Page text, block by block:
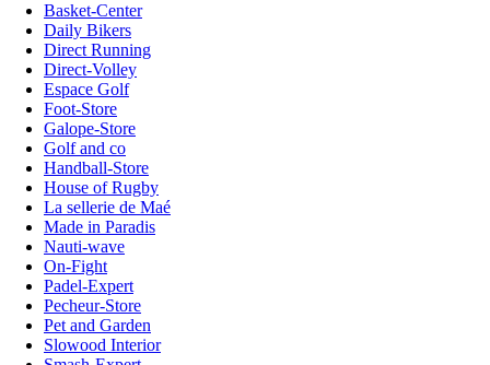
Basket-Center
Daily Bikers
Direct Running
Direct-Volley
Espace Golf
Foot-Store
Galope-Store
Golf and co
Handball-Store
House of Rugby
La sellerie de Maé
Made in Paradis
Nauti-wave
On-Fight
Padel-Expert
Pecheur-Store
Pet and Garden
Slowood Interior